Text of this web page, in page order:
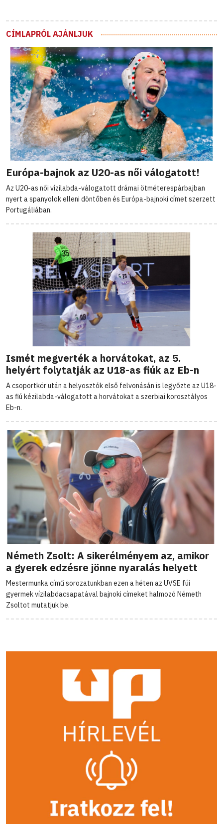
CÍMLAPRÓL AJÁNLJUK
Európa-bajnok az U20-as női válogatott!
Az U20-as női vízilabda-válogatott drámai ötméterespárbajban
nyert a spanyolok elleni döntőben és Európa-bajnoki címet szerzett
Portugáliában.
Ismét megverték a horvátokat, az 5.
helyért folytatják az U18-as fiúk az Eb-n
A csoportkör után a helyosztók első felvonásán is legyőzte az U18-
as fiú kézilabda-válogatott a horvátokat a szerbiai korosztályos
Eb-n.
Németh Zsolt: A sikerélményem az, amikor
a gyerek edzésre jönne nyaralás helyett
Mestermunka című sorozatunkban ezen a héten az UVSE fúi
gyermek vízilabdacsapatával bajnoki címeket halmozó Németh
Zsoltot mutatjuk be.